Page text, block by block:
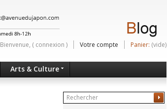
Bienvenue, ( connexion ) Votre compte Panier: (vide)
Arts & Culture